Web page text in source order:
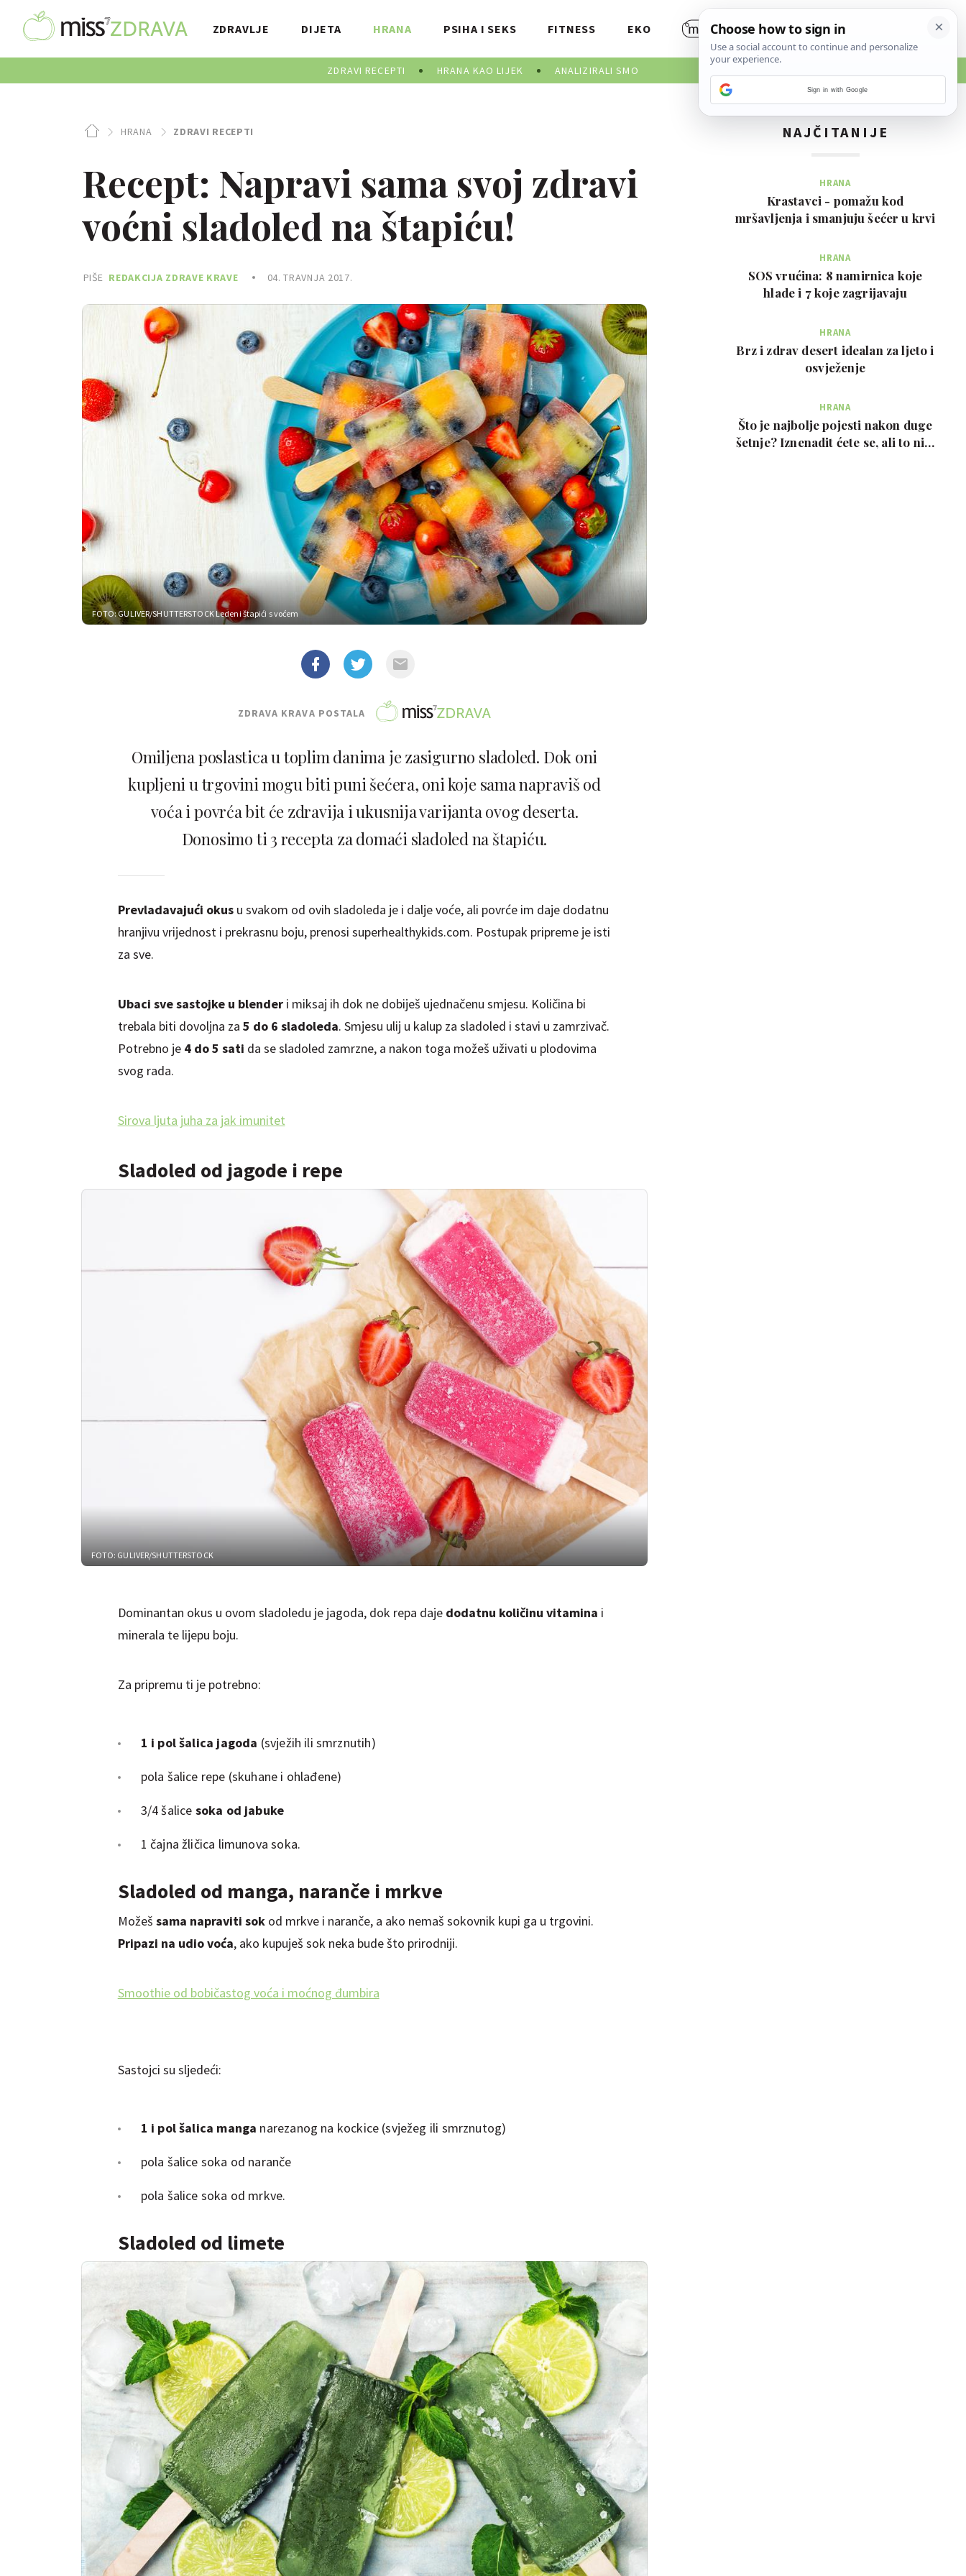
ZDRAVLJE DIJETA HRANA
ZDRAVI RECEPTI HRANA KAO LIJEK ANALIZIRALI SMO
PSIHA I SEKS FITNESS EKO
HRANA ZDRAVI RECEPTI
Recept: Napravi sama svoj zdravi
voćni sladoled na štapiću!
PIŠE REDAKCIJA ZDRAVE KRAVE 04. TRAVNJA 2017.
FOTO: GULIVER/SHUTTERSTOCK Ledeni štapići s voćem
ZDRAVA KRAVA POSTALA
Omiljena poslastica u toplim danima je zasigurno sladoled. Dok oni
kupljeni u trgovini mogu biti puni šećera, oni koje sama napraviš od
voća i povrća bit će zdravija i ukusnija varijanta ovog deserta.
Donosimo ti 3 recepta za domaći sladoled na štapiću.
Prevladavajući okusu svakom od ovih sladoleda je i dalje voće, ali povrće im daje dodatnu
hranjivu vrijednost i prekrasnu boju, prenosi superhealthykids.com. Postupak pripreme je isti
za sve.
Ubaci sve sastojke u blenderi miksaj ih dok ne dobiješ ujednačenu smjesu. Količina bi
trebala biti dovoljna za 5 do 6 sladoleda. Smjesu ulij u kalup za sladoled i stavi u zamrzivač.
Potrebno je 4 do 5 sati da se sladoled zamrzne, a nakon toga možeš uživati u plodovima
svog rada.
Sirova ljuta juha za jak imunitet
Sladoled od jagode i repe
FOTO: GULIVER/SHUTTERSTOCK
Dominantan okus u ovom sladoledu je jagoda, dok repa daje dodatnu količinu vitamina i
minerala te lijepu boju.
Za pripremu ti je potrebno:
1 i pol šalica jagoda (svježih ili smrznutih)
pola šalice repe (skuhane i ohlađene)
3/4 šalice soka od jabuke
1 čajna žličica limunova soka.
Sladoled od manga, naranče i mrkve
Možeš sama napraviti sokod mrkve i naranče, a ako nemaš sokovnik kupi ga u trgovini.
Pripazi na udio voća, ako kupuješ sok neka bude što prirodniji.
Smoothie od bobičastog voća i moćnog đumbira
Sastojci su sljedeći:
1 i pol šalica manga narezanog na kockice (svježeg ili smrznutog)
pola šalice soka od naranče
pola šalice soka od mrkve.
Sladoled od limete
NAJČITANIJE
HRANA
Krastavci - pomažu kod
mršavljenja i smanjuju šećer u krvi
HRANA
SOS vrućina: 8 namirnica koje
hlade i 7 koje zagrijavaju
HRANA
Brz i zdrav desert idealan za ljeto i
osvježenje
HRANA
Što je najbolje pojesti nakon duge
šetnje? Iznenadit ćete se, ali to nije
Sign in with Google